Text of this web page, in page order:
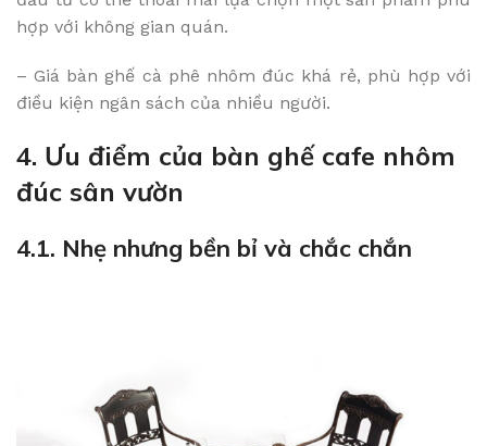
hợp với không gian quán.
– Giá bàn ghế cà phê nhôm đúc khá rẻ, phù hợp với
điều kiện ngân sách của nhiều người.
4. Ưu điểm của bàn ghế cafe nhôm
đúc sân vườn
4.1. Nhẹ nhưng bền bỉ và chắc chắn